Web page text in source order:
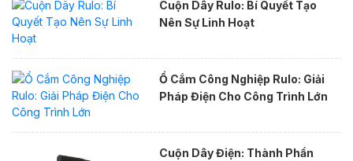
Cuộn Dây Rulo: Bí Quyết Tạo
Nên Sự Linh Hoạt
Ổ Cắm Công Nghiệp Rulo: Giải
Pháp Điện Cho Công Trình Lớn
Cuộn Dây Điện: Thành Phần